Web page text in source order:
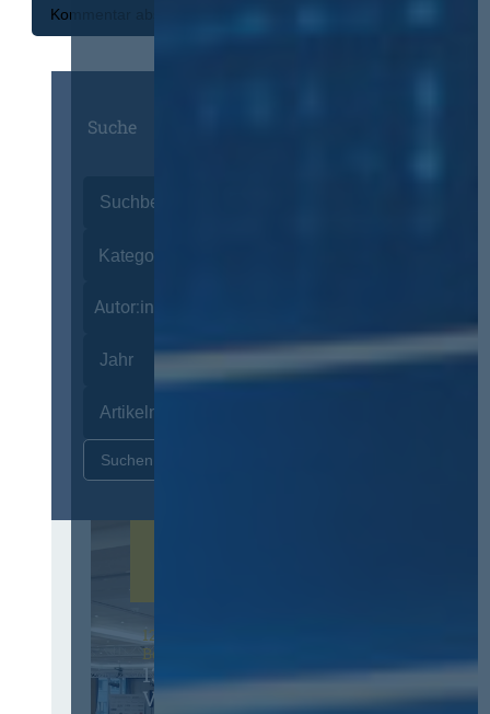
Suche
Autor:innen
12. & 13. November 2026 in
Berlin
13. Deutscher
Vergabetag